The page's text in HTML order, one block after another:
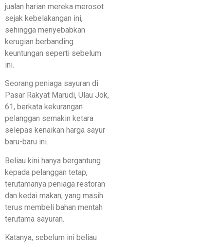
jualan harian mereka merosot
sejak kebelakangan ini,
sehingga menyebabkan
kerugian berbanding
keuntungan seperti sebelum
ini.
Seorang peniaga sayuran di
Pasar Rakyat Marudi, Ulau Jok,
61, berkata kekurangan
pelanggan semakin ketara
selepas kenaikan harga sayur
baru-baru ini.
Beliau kini hanya bergantung
kepada pelanggan tetap,
terutamanya peniaga restoran
dan kedai makan, yang masih
terus membeli bahan mentah
terutama sayuran.
Katanya, sebelum ini beliau